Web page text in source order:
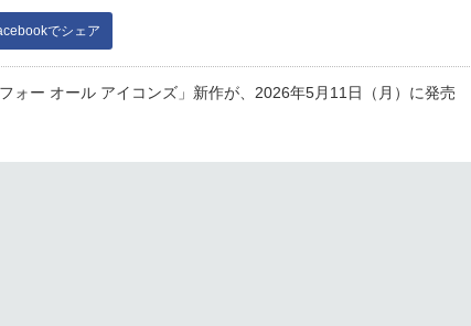
でシェア
ォー オール アイコンズ」新作が、2026年5月11日（月）に発売